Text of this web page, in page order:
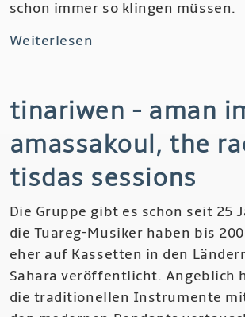
schon immer so klingen müssen.
Weiterlesen
Rufus
900
Miles
tinariwen - aman
amassakoul, the
tisdas sessions
Die Gruppe gibt es schon seit 25
die Tuareg-Musiker haben bis
eher auf Kassetten in den
Sahara veröffentlicht. Angeblich
die traditionellen Instrumente